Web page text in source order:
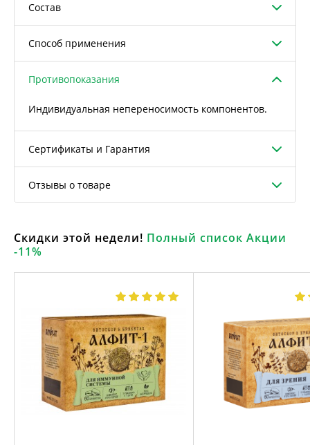
Состав
Способ применения
Противопоказания
Индивидуальная непереносимость компонентов.
Сертификаты и Гарантия
Отзывы о товаре
Скидки этой недели! Полный список Акции
-11%